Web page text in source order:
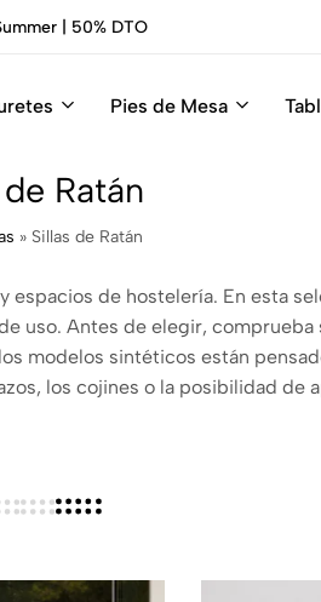
| 50% DTO
Pies de Mesa
Ratán
» Sillas de Ratán
de hostelería. En esta
uso. Antes de elegir,
modelos sintéticos están
los cojines o la posibilidad de